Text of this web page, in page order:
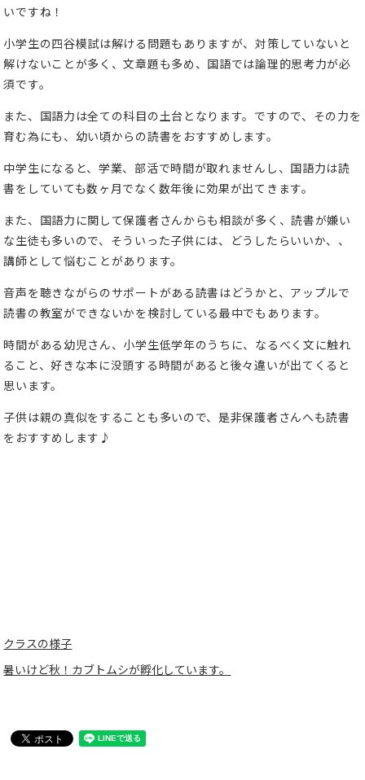
いですね！
小学生の四谷模試は解ける問題もありますが、対策していないと
解けないことが多く、文章題も多め、国語では論理的思考力が必
須です。
また、国語力は全ての科目の土台となります。ですので、その力を
育む為にも、幼い頃からの読書をおすすめします。
中学生になると、学業、部活で時間が取れませんし、国語力は読
書をしていても数ヶ月でなく数年後に効果が出てきます。
また、国語力に関して保護者さんからも相談が多く、読書が嫌い
な生徒も多いので、そういった子供には、どうしたらいいか、、
講師として悩むことがあります。
音声を聴きながらのサポートがある読書はどうかと、アップルで
読書の教室ができないかを検討している最中でもあります。
時間がある幼児さん、小学生低学年のうちに、なるべく文に触れ
ること、好きな本に没頭する時間があると後々違いが出てくると
思います。
子供は親の真似をすることも多いので、是非保護者さんへも読書
をおすすめします♪
クラスの様子
暑いけど秋！カブトムシが孵化しています。